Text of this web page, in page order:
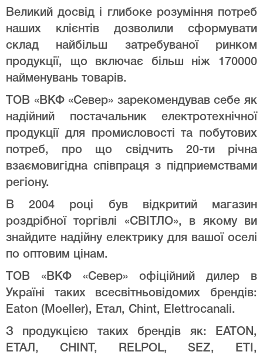
Великий досвід і глибоке розуміння потреб
наших клієнтів дозволили сформувати
склад найбільш затребуваної ринком
продукції, що включає більш ніж 170000
найменувань товарів.
ТОВ «ВКФ «Север» зарекомендував себе як
надійний постачальник електротехнічної
продукції для промисловості та побутових
потреб, про що свідчить 20-ти річна
взаємовигідна співпраця з підприемствами
регіону.
В 2004 році був відкритий магазин
роздрібної торгівлі «СВІТЛО», в якому ви
знайдите надійну електрику для вашої оселі
по оптовим цінам.
ТОВ «ВКФ «Север» офіційний дилер в
Україні таких всесвітньовідомих брендів:
Eaton (Moeller), Етал, Chint, Elettrocanali.
З продукцією таких брендів як: EATON,
ЕТАЛ, CHINT, RELPOL, SEZ, ETI,